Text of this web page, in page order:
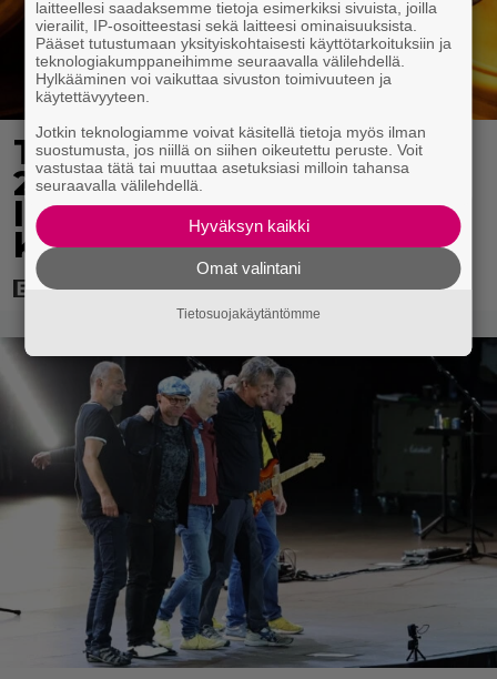
Tänään tv:ssä: Vuoden
2023 megaelokuva
luottaa Jason Stathamin
karismaan
laitteellesi saadaksemme tietoja esimerkiksi sivuista, joilla
vierailit, IP-osoitteestasi sekä laitteesi ominaisuuksista.
Pääset tutustumaan yksityiskohtaisesti käyttötarkoituksiin ja
teknologiakumppaneihimme seuraavalla välilehdellä.
Hylkääminen voi vaikuttaa sivuston toimivuuteen ja
käytettävyyteen.
Jotkin teknologiamme voivat käsitellä tietoja myös ilman
suostumusta, jos niillä on siihen oikeutettu peruste. Voit
vastustaa tätä tai muuttaa asetuksiasi milloin tahansa
seuraavalla välilehdellä.
Hyväksyn kaikki
Omat valintani
Tietosuojakäytäntömme